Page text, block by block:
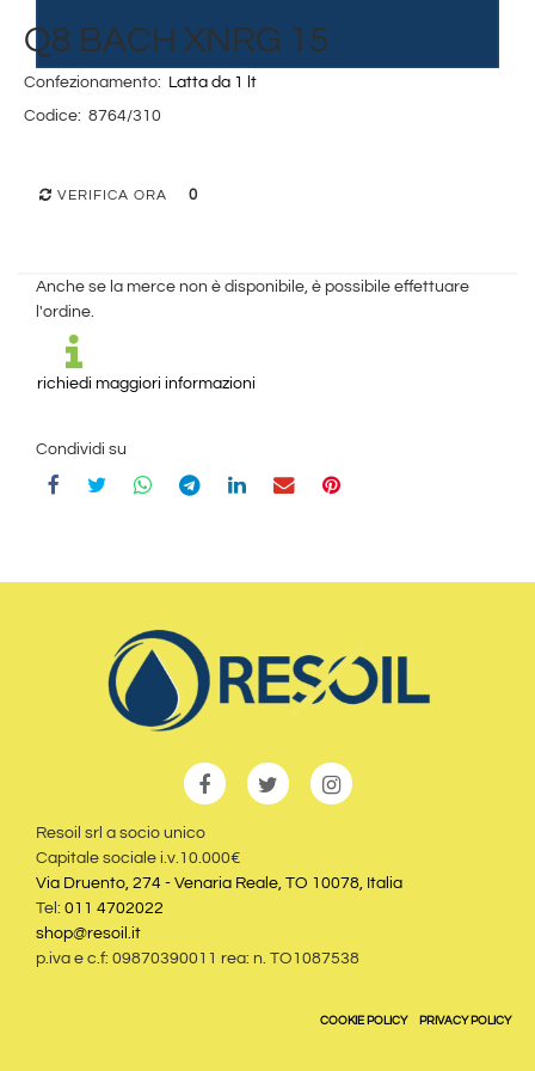
Q8 BACH XNRG 15
Confezionamento: Latta da 1 lt
Codice: 8764/310
VERIFICA ORA 0
Anche se la merce non è disponibile, è possibile effettuare
l'ordine.
richiedi maggiori informazioni
Condividi su
Resoil srl a socio unico
Capitale sociale i.v.10.000€
Via Druento, 274 - Venaria Reale, TO 10078, Italia
Tel: 011 4702022
shop@resoil.it
p.iva e c.f: 09870390011 rea: n. TO1087538
COOKIE POLICY PRIVACY POLICY